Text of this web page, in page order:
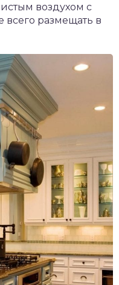
воздухом с
размещать в